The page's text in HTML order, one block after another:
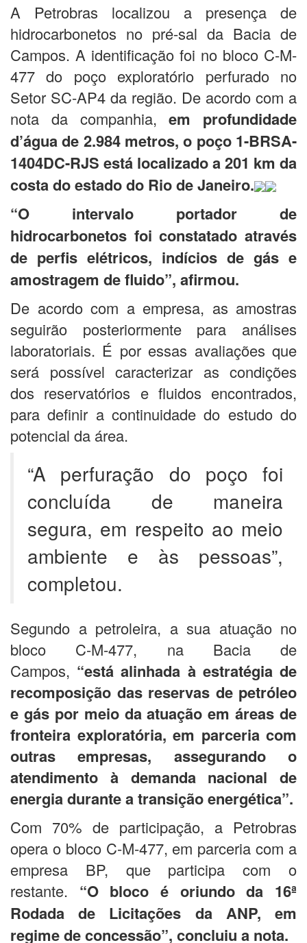
A Petrobras localizou a presença de
hidrocarbonetos no pré-sal da Bacia de
Campos. A identificação foi no bloco C-M-
477 do poço exploratório perfurado no
Setor SC-AP4 da região. De acordo com a
nota da companhia,em profundidade
d’água de 2.984 metros, o poço 1-BRSA-
1404DC-RJS está localizado a 201 km da
costa do estado do Rio de Janeiro.
“O intervalo portador de
hidrocarbonetos foi constatado através
de perfis elétricos, indícios de gás e
amostragem de fluido”, afirmou.
De acordo com a empresa, as amostras
seguirão posteriormente para análises
laboratoriais. É por essas avaliações que
será possível caracterizar as condições
dos reservatórios e fluidos encontrados,
para definir a continuidade do estudo do
potencial da área.
“A perfuração do poço foi
concluída de maneira
segura, em respeito ao meio
ambiente e às pessoas”,
completou.
Segundo a petroleira, a sua atuação no
bloco C-M-477, na Bacia de
Campos, “está alinhada à estratégia de
recomposição das reservas de petróleo
e gás por meio da atuação em áreas de
fronteira exploratória, em parceria com
outras empresas, assegurando o
atendimento à demanda nacional de
energia durante a transição energética”.
Com 70% de participação, a Petrobras
opera o bloco C-M-477, em parceria com a
empresa BP, que participa com o
restante. “O bloco é oriundo da 16ª
Rodada de Licitações da ANP, em
regime de concessão”, concluiu a nota.